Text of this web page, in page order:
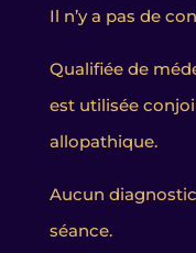
Il n’y a pas de
Qualifiée de
est utilisée
allopathique.
Aucun
séance.